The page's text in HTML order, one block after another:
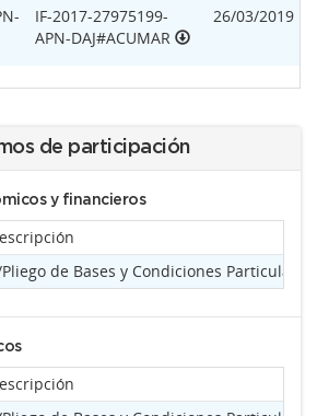
IF-2017-27975199-
APN-DAJ#ACUMAR
26/03/2019
de participación
y financieros
de Bases y Condiciones